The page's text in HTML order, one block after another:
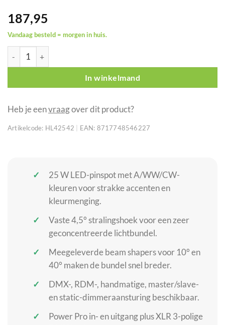
187,95
Vandaag besteld = morgen in huis.
SHOWTEC Accent Spot SW LED-pinspot met smalle bundel
In winkelmand
Heb je eenvraagover dit product?
Artikelcode: HL42542 | EAN: 8717748546227
25 W LED-pinspot met A/WW/CW-
kleuren voor strakke accenten en
kleurmenging.
Vaste 4,5° stralingshoek voor een zeer
geconcentreerde lichtbundel.
Meegeleverde beam shapers voor 10° en
40° maken de bundel snel breder.
DMX-, RDM-, handmatige, master/slave-
en static-dimmeraansturing beschikbaar.
Power Pro in- en uitgang plus XLR 3-polige